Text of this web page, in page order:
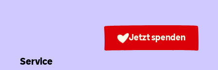
Jetzt spenden
Service